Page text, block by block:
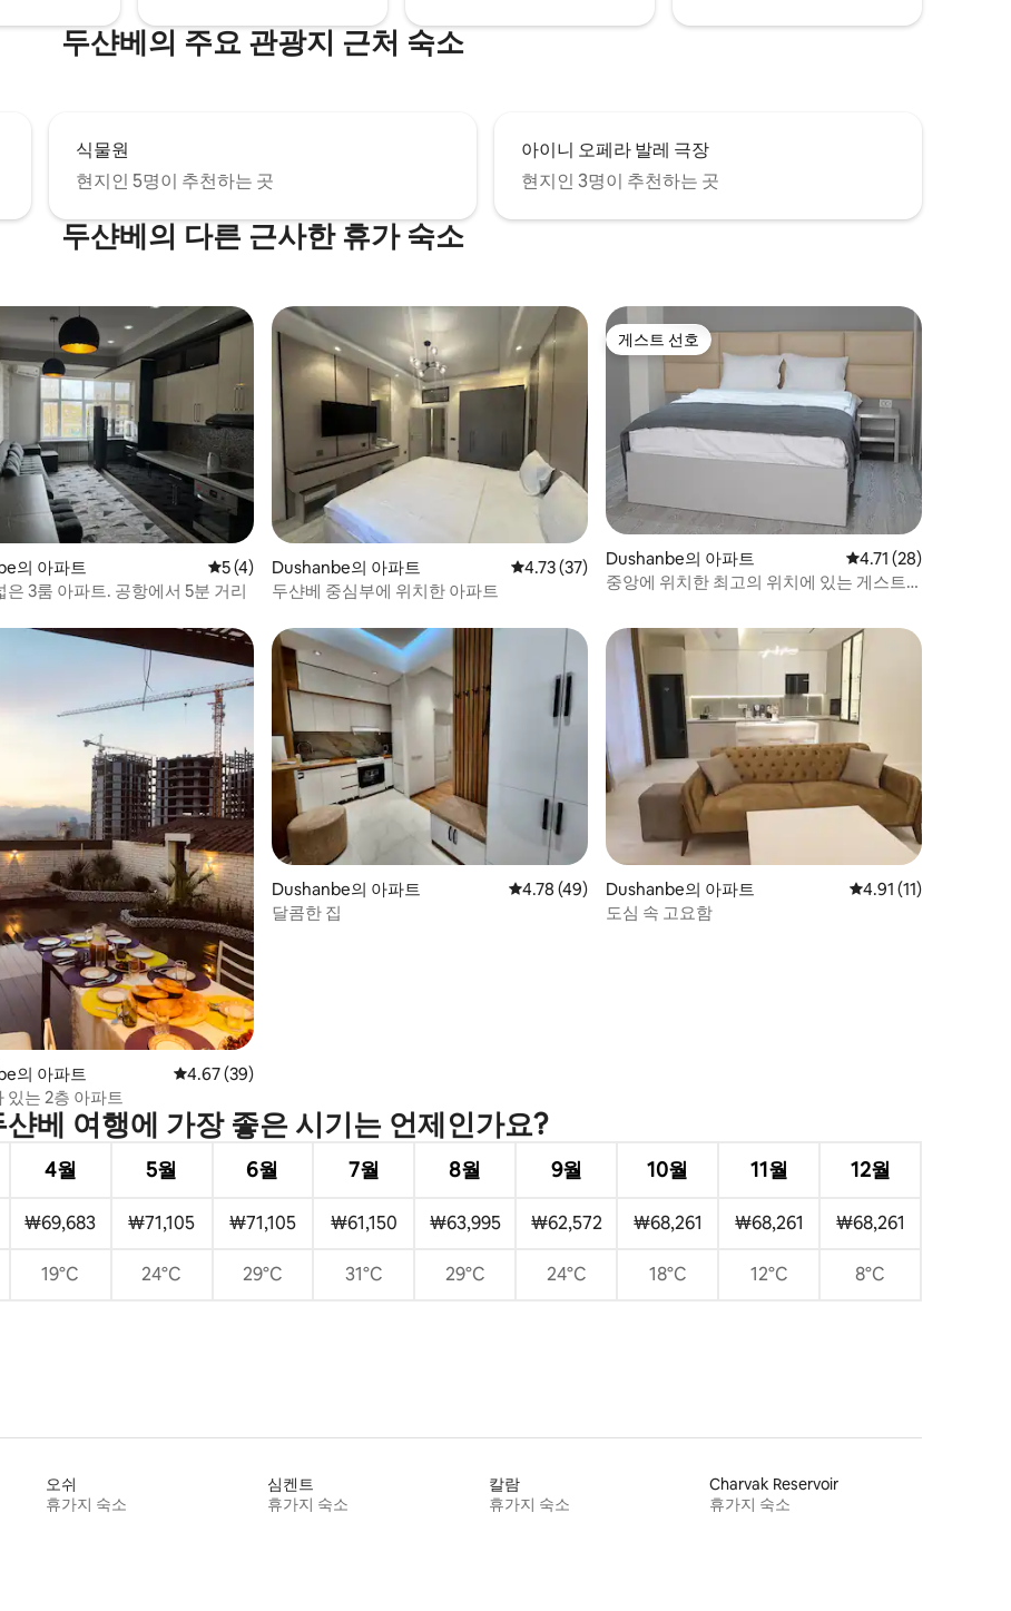
두샨베의 주요 관광지 근처 숙소
식물원
현지인 5명이 추천하는 곳
아이니 오페라 발레 극장
현지인 3명이 추천하는 곳
두샨베의 다른 근사한 휴가 숙소
후기 8개
의 아파트 평점 5점(5점 만점), 후기 4개
5 (4)
은 3룸 아파트. 공항에서 5분 거리
Dushanbe의 아파트 평점 4.73점(5점 만점), 후기 37개
4.73 (37)
두샨베 중심부에 위치한 아파트
게스트 선호
게스트 선호
Dushanbe의 아파트 평점 4.71점(5점 만점
4.71 (28)
중앙에 위치한 최고의 위치에 있는 게스트
후기 4개
의 아파트 평점 4.67점(5점 만점), 후기 39개
4.67 (39)
있는 2층 아파트
Dushanbe의 아파트 평점 4.78점(5점 만점), 후기 49개
4.78 (49)
달콤한 집
Dushanbe의 아파트 평점 4.91점(5점 만점
4.91 (11)
도심 속 고요함
샨베 여행에 가장 좋은 시기는 언제인가요?
4월 5월 6월 7월 8월 9월 10월 11월 12월
₩69,683 ₩71,105 ₩71,105 ₩61,150 ₩63,995 ₩62,572 ₩68,261 ₩68,261 ₩68,261
19°C 24°C 29°C 31°C 29°C 24°C 18°C 12°C 8°C
오쉬
휴가지 숙소
심켄트
휴가지 숙소
칼람
휴가지 숙소
Charvak Reservoir
휴가지 숙소